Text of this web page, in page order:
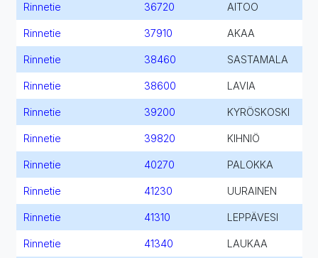
Rinnetie 36720 AITOO
Rinnetie 37910 AKAA
Rinnetie 38460 SASTAMALA
Rinnetie 38600 LAVIA
Rinnetie 39200 KYRÖSKOSKI
Rinnetie 39820 KIHNIÖ
Rinnetie 40270 PALOKKA
Rinnetie 41230 UURAINEN
Rinnetie 41310 LEPPÄVESI
Rinnetie 41340 LAUKAA